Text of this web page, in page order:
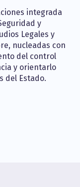
integrada
y
Legales y
nucleadas con
del control
y orientarlo
del Estado.